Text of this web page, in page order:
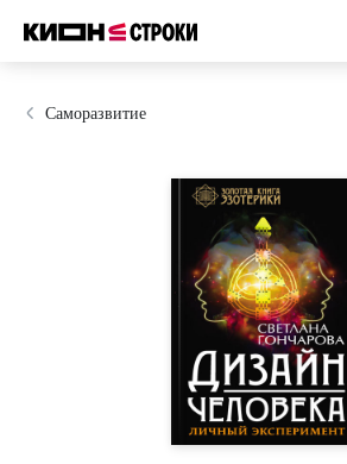
Саморазвитие